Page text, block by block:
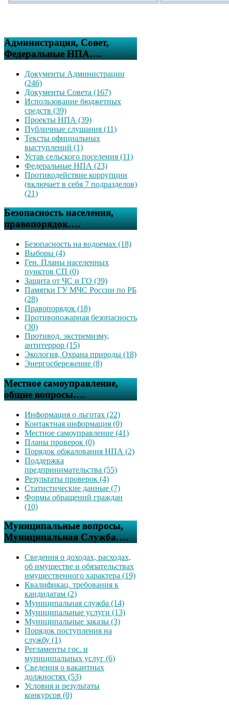
Администрация, Совет,
Федеральные НПА….
Документы Администрации
(246)
Документы Совета (167)
Использование бюджетных
средств (39)
Проекты НПА (39)
Публичные слушания (11)
Тексты официальных
выступлений (1)
Устав сельского поселения (11)
Федеральные НПА (23)
Противодействие коррупции
(включает в себя 7 подразделов)
(21)
Безопасность населения,
правопорядок….
Безопасность на водоемах (18)
Выборы (4)
Ген. Планы населенных
пунктов СП (0)
Защита от ЧС и ГО (39)
Памятки ГУ МЧС России по РБ
(28)
Правопорядок (18)
Противопожарная безопасность
(30)
Противод. экстремизму,
антитеррор (15)
Экология, Охрана природы (18)
Энергосбережение (8)
Местное самоуправление,
общие вопросы….
Информация о льготах (22)
Контактная информация (0)
Местное самоуправление (41)
Планы проверок (0)
Порядок обжалования НПА (2)
Поддержка
предпринимательства (55)
Результаты проверок (4)
Статистические данные (7)
Формы обращений граждан
(10)
Муниципальные вопросы,
Муниципальная Служба….
Сведения о доходах, расходах,
об имуществе и обязательствах
имущественного характера (19)
Квалификац. требования к
кандидатам (2)
Муниципальная служба (14)
Муниципальные услуги (13)
Муниципальные заказы (3)
Порядок поступления на
службу (1)
Регламенты гос. и
муниципальных услуг (6)
Сведения о вакантных
должностях (53)
Условия и результаты
конкурсов (0)